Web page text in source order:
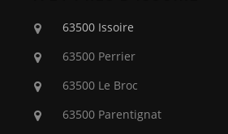
63500 Issoire
63500 Perrier
63500 Le Broc
63500 Parentignat